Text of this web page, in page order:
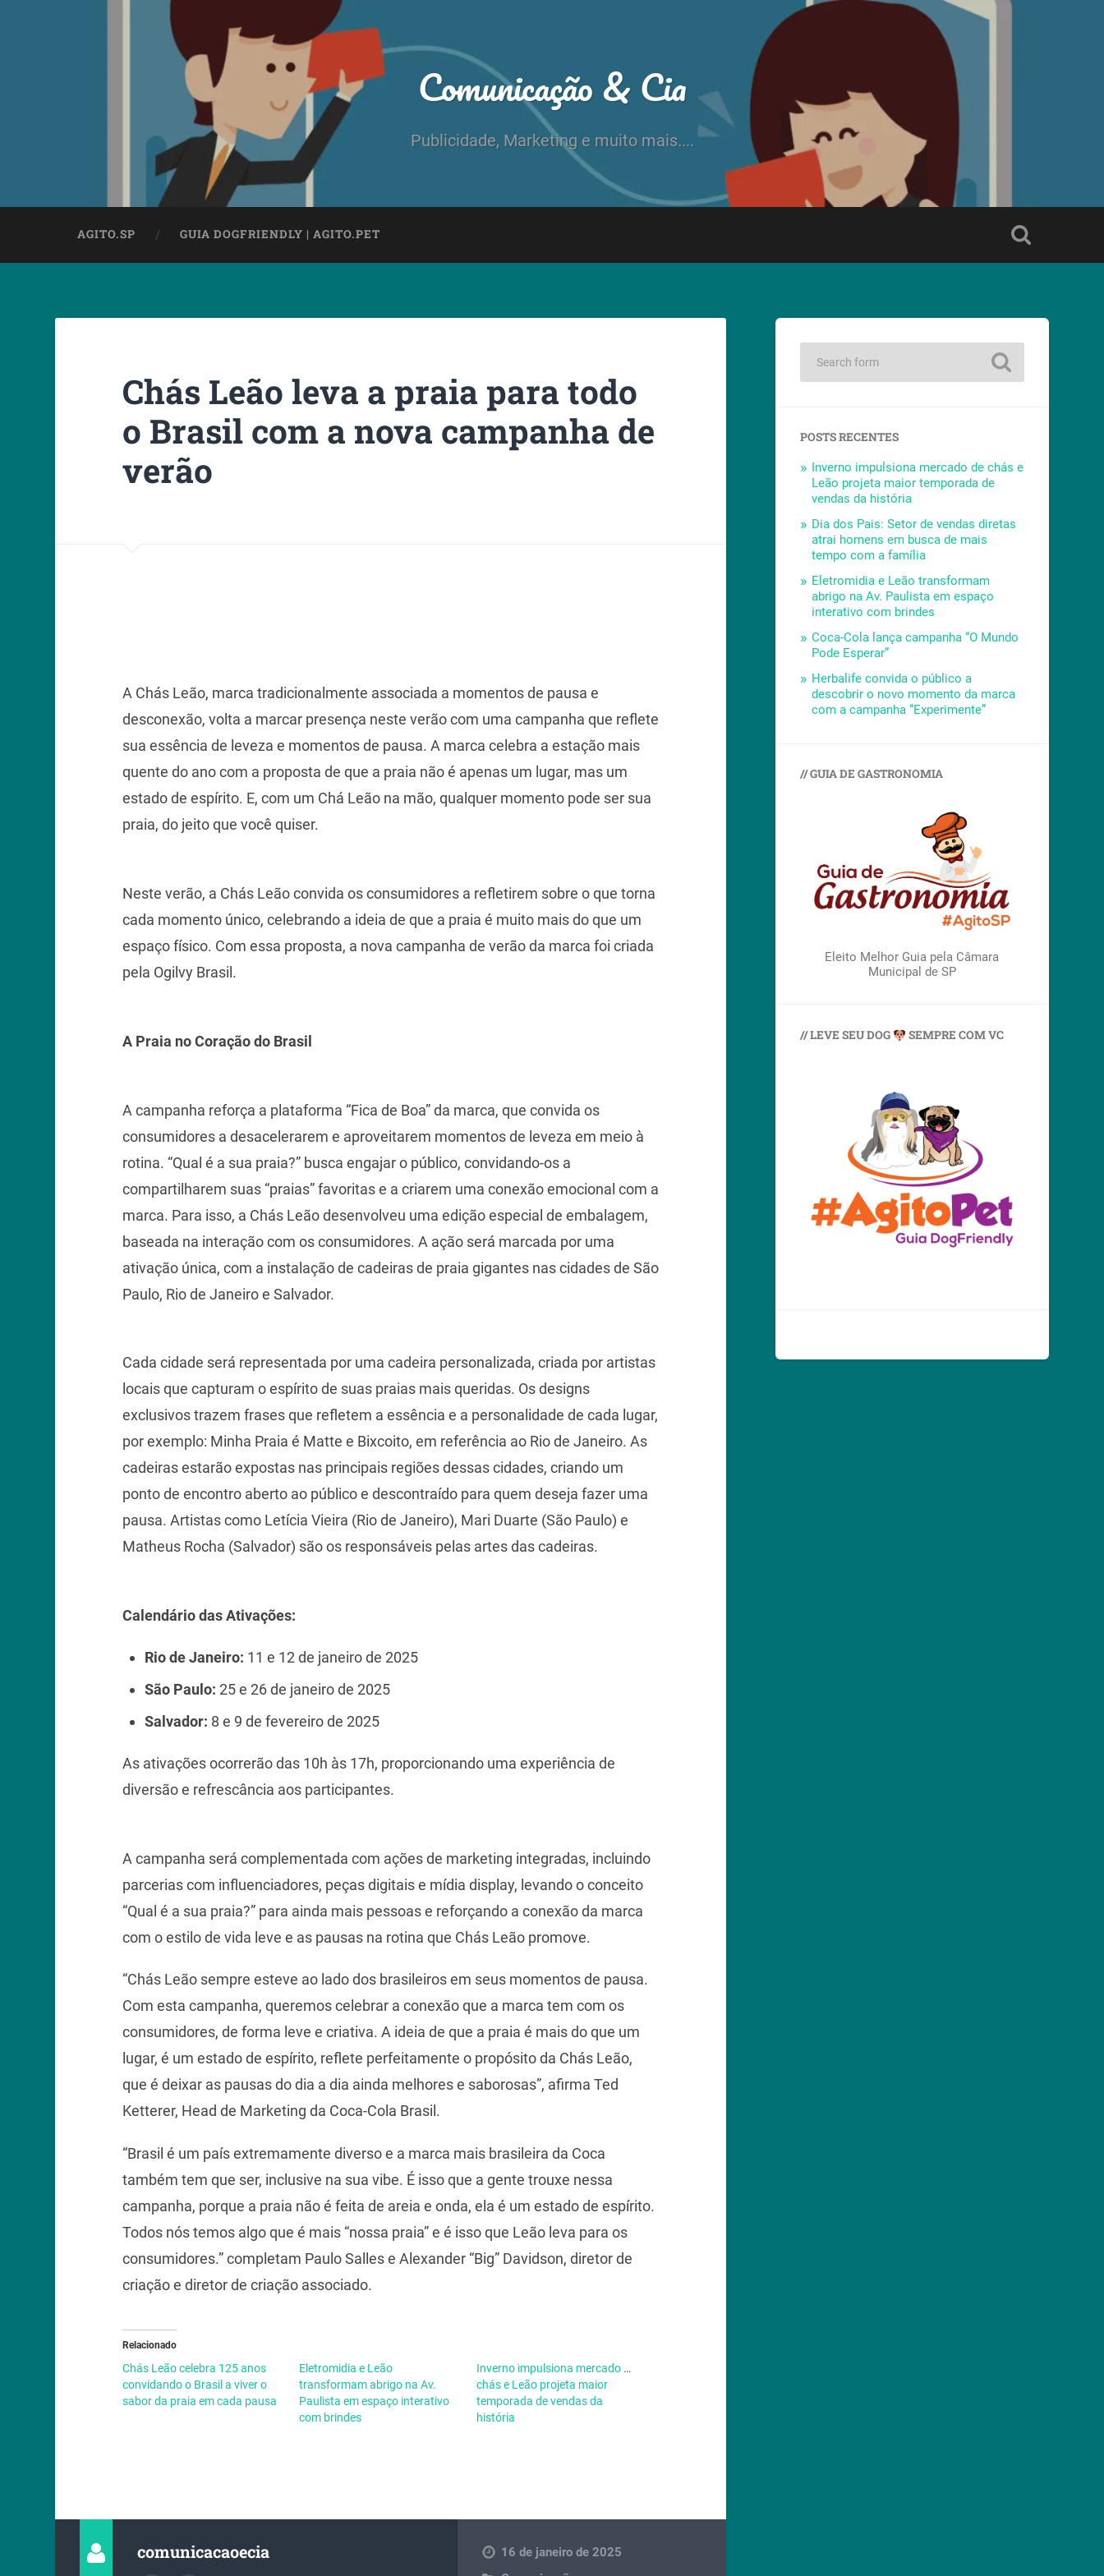
Comunicação & Cia
Publicidade, Marketing e muito mais....
AGITO.SP GUIA DOGFRIENDLY | AGITO.PET
Chás Leão leva a praia para todo
o Brasil com a nova campanha de
verão
A Chás Leão, marca tradicionalmente associada a momentos de pausa e
desconexão, volta a marcar presença neste verão com uma campanha que reflete
sua essência de leveza e momentos de pausa. A marca celebra a estação mais
quente do ano com a proposta de que a praia não é apenas um lugar, mas um
estado de espírito. E, com um Chá Leão na mão, qualquer momento pode ser sua
praia, do jeito que você quiser.
Neste verão, a Chás Leão convida os consumidores a refletirem sobre o que torna
cada momento único, celebrando a ideia de que a praia é muito mais do que um
espaço físico. Com essa proposta, a nova campanha de verão da marca foi criada
pela Ogilvy Brasil.
A Praia no Coração do Brasil
A campanha reforça a plataforma “Fica de Boa” da marca, que convida os
consumidores a desacelerarem e aproveitarem momentos de leveza em meio à
rotina. “Qual é a sua praia?” busca engajar o público, convidando-os a
compartilharem suas “praias” favoritas e a criarem uma conexão emocional com a
marca. Para isso, a Chás Leão desenvolveu uma edição especial de embalagem,
baseada na interação com os consumidores. A ação será marcada por uma
ativação única, com a instalação de cadeiras de praia gigantes nas cidades de São
Paulo, Rio de Janeiro e Salvador.
Cada cidade será representada por uma cadeira personalizada, criada por artistas
locais que capturam o espírito de suas praias mais queridas. Os designs
exclusivos trazem frases que refletem a essência e a personalidade de cada lugar,
por exemplo: Minha Praia é Matte e Bixcoito, em referência ao Rio de Janeiro. As
cadeiras estarão expostas nas principais regiões dessas cidades, criando um
ponto de encontro aberto ao público e descontraído para quem deseja fazer uma
pausa. Artistas como Letícia Vieira (Rio de Janeiro), Mari Duarte (São Paulo) e
Matheus Rocha (Salvador) são os responsáveis pelas artes das cadeiras.
Calendário das Ativações:
Rio de Janeiro: 11 e 12 de janeiro de 2025
São Paulo: 25 e 26 de janeiro de 2025
Salvador: 8 e 9 de fevereiro de 2025
As ativações ocorrerão das 10h às 17h, proporcionando uma experiência de
diversão e refrescância aos participantes.
A campanha será complementada com ações de marketing integradas, incluindo
parcerias com influenciadores, peças digitais e mídia display, levando o conceito
“Qual é a sua praia?” para ainda mais pessoas e reforçando a conexão da marca
com o estilo de vida leve e as pausas na rotina que Chás Leão promove.
“Chás Leão sempre esteve ao lado dos brasileiros em seus momentos de pausa.
Com esta campanha, queremos celebrar a conexão que a marca tem com os
consumidores, de forma leve e criativa. A ideia de que a praia é mais do que um
lugar, é um estado de espírito, reflete perfeitamente o propósito da Chás Leão,
que é deixar as pausas do dia a dia ainda melhores e saborosas”, afirma Ted
Ketterer, Head de Marketing da Coca-Cola Brasil.
“Brasil é um país extremamente diverso e a marca mais brasileira da Coca
também tem que ser, inclusive na sua vibe. É isso que a gente trouxe nessa
campanha, porque a praia não é feita de areia e onda, ela é um estado de espírito.
Todos nós temos algo que é mais “nossa praia” e é isso que Leão leva para os
consumidores.” completam Paulo Salles e Alexander “Big” Davidson, diretor de
criação e diretor de criação associado.
Relacionado
Chás Leão celebra 125 anos
convidando o Brasil a viver o
sabor da praia em cada pausa
Eletromidia e Leão
transformam abrigo na Av.
Paulista em espaço interativo
com brindes
Inverno impulsiona mercado de
chás e Leão projeta maior
temporada de vendas da
história
comunicacaoecia
16 de janeiro de 2025
POSTS RECENTES
Inverno impulsiona mercado de chás e
Leão projeta maior temporada de
vendas da história
Dia dos Pais: Setor de vendas diretas
atrai homens em busca de mais
tempo com a família
Eletromidia e Leão transformam
abrigo na Av. Paulista em espaço
interativo com brindes
Coca-Cola lança campanha “O Mundo
Pode Esperar”
Herbalife convida o público a
descobrir o novo momento da marca
com a campanha “Experimente”
// GUIA DE GASTRONOMIA
Eleito Melhor Guia pela Câmara
Municipal de SP
// LEVE SEU DOG SEMPRE COM VC